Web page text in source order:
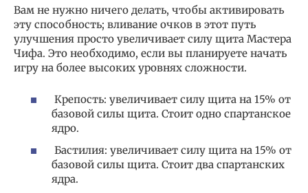
Вам не нужно ничего делать, чтобы активировать
эту способность; вливание очков в этот путь
улучшения просто увеличивает силу щита Мастера
Чифа. Это необходимо, если вы планируете начать
игру на более высоких уровнях сложности.
Крепость: увеличивает силу щита на 15% от
базовой силы щита. Стоит одно спартанское
ядро.
Бастилия: увеличивает силу щита на 15% от
базовой силы щита. Стоит два спартанских
ядра.